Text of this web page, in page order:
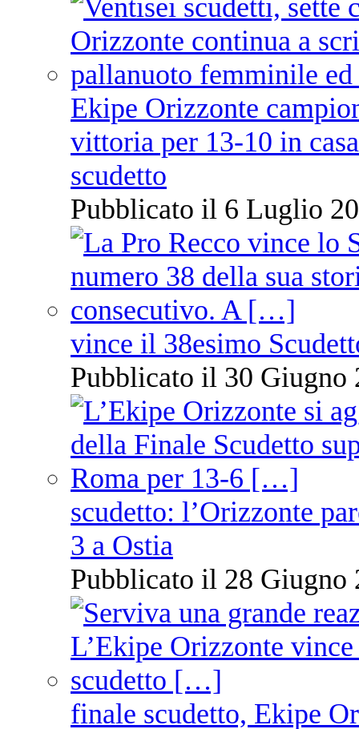
Ekipe Orizzonte
vittoria per 13-10 in
scudetto
Pubblicato il 6 Luglio
vince il 38esimo
Pubblicato il 30 Giugno
scudetto: l’Orizzonte
3 a Ostia
Pubblicato il 28 Giugno
finale scudetto, Ekipe